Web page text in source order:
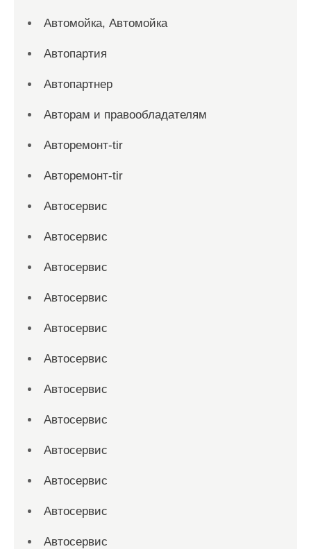
Автомойка, Автомойка
Автопартия
Автопартнер
Авторам и правообладателям
Авторемонт-tir
Авторемонт-tir
Автосервис
Автосервис
Автосервис
Автосервис
Автосервис
Автосервис
Автосервис
Автосервис
Автосервис
Автосервис
Автосервис
Автосервис